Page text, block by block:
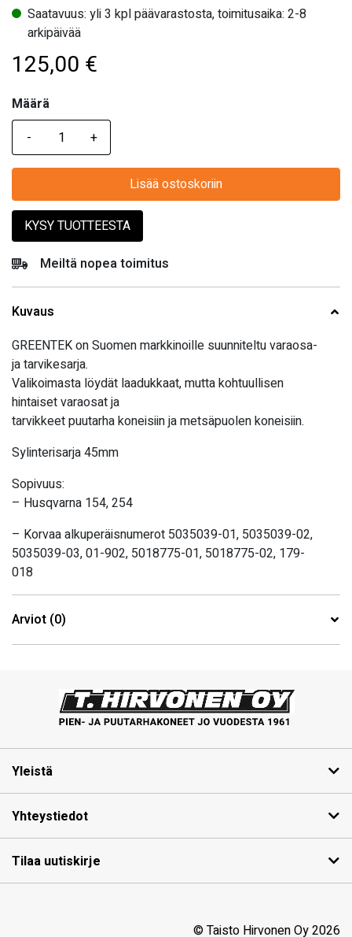
Saatavuus: yli 3 kpl päävarastosta, toimitusaika: 2-8
arkipäivää
125,00 €
Määrä
Määrä
Lisää ostoskoriin
KYSY TUOTTEESTA
Meiltä nopea toimitus
Kuvaus
GREENTEK on Suomen markkinoille suunniteltu varaosa-
ja tarvikesarja.
Valikoimasta löydät laadukkaat, mutta kohtuullisen
hintaiset varaosat ja
tarvikkeet puutarha koneisiin ja metsäpuolen koneisiin.
Sylinterisarja 45mm
Sopivuus:
– Husqvarna 154, 254
– Korvaa alkuperäisnumerot 5035039-01, 5035039-02,
5035039-03, 01-902, 5018775-01, 5018775-02, 179-
018
Arviot (0)
Yleistä
Yhteystiedot
Tilaa uutiskirje
© Taisto Hirvonen Oy 2026